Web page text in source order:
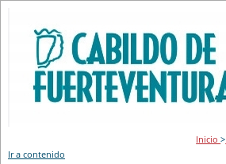
Ir a contenido
Inicio>